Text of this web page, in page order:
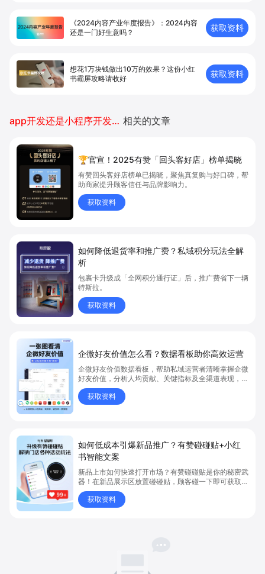
《2024内容产业年度报告》：2024内容
还是一门好生意吗？
获取资料
想花1万块钱做出10万的效果？这份小红
书霸屏攻略请收好
获取资料
app开发还是小程序开发好推广 相关的文章
🏆官宣！2025有赞「回头客好店」榜单揭晓
有赞回头客好店榜单已揭晓，聚焦真复购与好口碑，帮
助商家提升顾客信任与品牌影响力。
获取资料
如何降低退货率和推广费？私域积分玩法全解
析
包裹卡升级成「全网积分通行证」后，推广费省下一辆
特斯拉。
获取资料
企微好友价值怎么看？数据看板助你高效运营
企微好友价值数据看板，帮助私域运营者清晰掌握企微
好友价值，分析人均贡献、关键指标及全渠道表现，有
效提升私域客户转化。想知道如何用企微好友价值数据
优化私域运营，点击获取详细解析，立即学习如何提升
运营成效。
获取资料
如何低成本引爆新品推广？有赞碰碰贴+小红
书智能文案
新品上市如何快速打开市场？有赞碰碰贴是你的秘密武
器！在新品展示区放置碰碰贴，顾客碰一下即可获取新
品详情，包括产品特点、使用方法等。同时，借助有赞
加我智能生成的小红书文案，顾客能轻松分享新品体
验。
获取资料